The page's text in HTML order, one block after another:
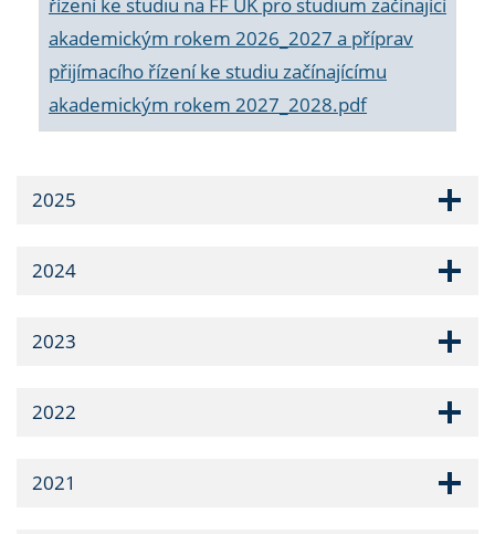
řízení ke studiu na FF UK pro studium začínající
akademickým rokem 2026_2027 a příprav
přijímacího řízení ke studiu začínajícímu
akademickým rokem 2027_2028.pdf
2025
2024
2023
2022
2021